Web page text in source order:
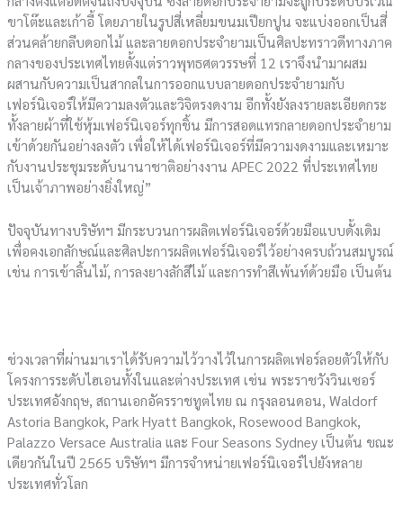
ขาโต๊ะและเก้าอี้ โดยภายในรูปสี่เหลี่ยมขนมเปียกปูน จะแบ่งออกเป็นสี่
ส่วนคล้ายกลีบดอกไม้ และลายดอกประจำยามเป็นศิลปะทราวดีทางภาค
กลางของประเทศไทยตั้งแต่ราวพุทธศตวรรษที่ 12 เราจึงนำมาผสม
ผสานกับความเป็นสากลในการออกแบบลายดอกประจำยามกับ
เฟอร์นิเจอร์ให้มีความลงตัวและวิจิตรงดงาม อีกทั้งยังลงรายละเอียดกระ
ทั้งลายผ้าที่ใช้หุ้มเฟอร์นิเจอร์ทุกชิ้น มีการสอดแทรกลายดอกประจำยาม
เข้าด้วยกันอย่างลงตัว เพื่อให้ได้เฟอร์นิเจอร์ที่มีความงดงามและเหมาะ
กับงานประชุมระดับนานาชาติอย่างงาน APEC 2022 ที่ประเทศไทย
เป็นเจ้าภาพอย่างยิ่งใหญ่”
ปัจจุบันทางบริษัทฯ มีกระบวนการผลิตเฟอร์นิเจอร์ด้วยมือแบบดั้งเดิม
เพื่อคงเอกลักษณ์และศิลปะการผลิตเฟอร์นิเจอร์ไว้อย่างครบถ้วนสมบูรณ์
เช่น การเข้าลิ้นไม้, การลงยางลักสีไม้ และการทำสีเพ้นท์ด้วยมือ เป็นต้น
ช่วงเวลาที่ผ่านมาเราได้รับความไว้วางไว้ในการผลิตเฟอร์ลอยตัวให้กับ
โครงการระดับไฮเอนทั้งในและต่างประเทศ เช่น พระราชวังวินเซอร์
ประเทศอังกฤษ, สถานเอกอัครราชทูตไทย ณ กรุงลอนดอน, Waldorf
Astoria Bangkok, Park Hyatt Bangkok, Rosewood Bangkok,
Palazzo Versace Australia และ Four Seasons Sydney เป็นต้น ขณะ
เดียวกันในปี 2565 บริษัทฯ มีการจำหน่ายเฟอร์นิเจอร์ไปยังหลาย
ประเทศทั่วโลก